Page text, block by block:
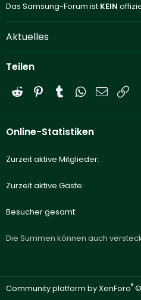
Das Samsung-Forum ist KEIN
Aktuelles
Teilen
Reddit PinterestTumblrWhatsApp
E-Mail
Online-Statistiken
Zurzeit aktive Mitglieder
Zurzeit aktive Gäste
Besucher gesamt
Die Summen können auch
Community platform by XenForo®